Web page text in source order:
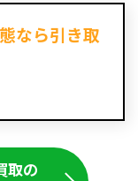
なら引き取
取の